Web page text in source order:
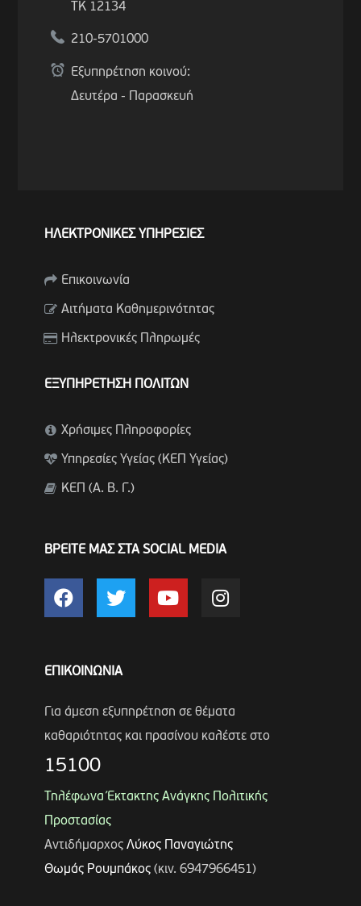
ΤΚ 12134
210-5701000
Εξυπηρέτηση κοινού:
Δευτέρα - Παρασκευή
ΗΛΕΚΤΡΟΝΙΚΕΣ ΥΠΗΡΕΣΙΕΣ
Επικοινωνία
Αιτήματα Καθημερινότητας
Ηλεκτρονικές Πληρωμές
ΕΞΥΠΗΡΕΤΗΣΗ ΠΟΛΙΤΩΝ
Χρήσιμες Πληροφορίες
Υπηρεσίες Υγείας (ΚΕΠ Υγείας)
ΚΕΠ (Α. Β. Γ.)
ΒΡΕΙΤΕ ΜΑΣ ΣΤΑ SOCIAL MEDIA
ΕΠΙΚΟΙΝΩΝΙΑ
Για άμεση εξυπηρέτηση σε θέματα
καθαριότητας και πρασίνου καλέστε στο
15100
Τηλέφωνα Έκτακτης Ανάγκης Πολιτικής
Προστασίας
Αντιδήμαρχος Λύκος Παναγιώτης
Θωμάς Ρουμπάκος(κιν. 6947966451)